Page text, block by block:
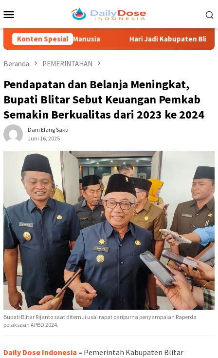
ke
Mobile
Konten Spesial
Manusia Hari Jadi Kabupaten Blitar 702, Ketua
Beranda PEMERINTAHAN
Pendapatan dan Belanja Meningkat,
Bupati Blitar Sebut Keuangan Pemkab
Semakin Berkualitas dari 2023 ke 2024
Dani Elang Sakti
Juni 16, 2025
Bupati Blitar Rijanto saat ditemui usai rapat paripurna penyampaian Raperda
pelaksaan APBD 2024.
Daily Dose Indonesia – Pemerintah Kabupaten Blitar